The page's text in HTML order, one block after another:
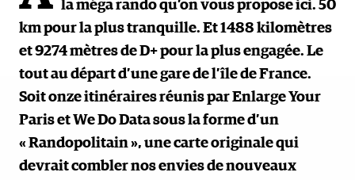
la méga rando qu’on vous propose ici. 50
km pour la plus tranquille. Et 1488 kilomètres
et 9274 mètres de D+ pour la plus engagée. Le
tout au départ d’une gare de l’île de France.
Soit onze itinéraires réunis par Enlarge Your
Paris et We Do Data sous la forme d’un
« Randopolitain », une carte originale qui
devrait combler nos envies de nouveaux